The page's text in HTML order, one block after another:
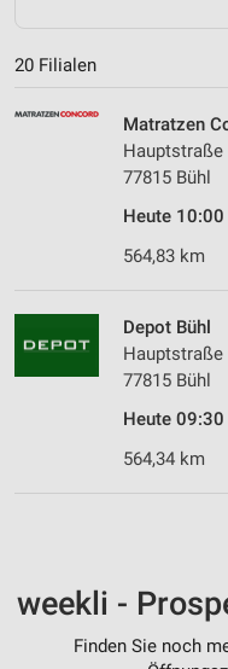
20 Filialen
Matratzen
Hauptstraße
77815 Bühl
Heute
564,83 km
Depot Bühl
Hauptstraße
77815 Bühl
Heute
564,34 km
weekli -
Finden Sie noch